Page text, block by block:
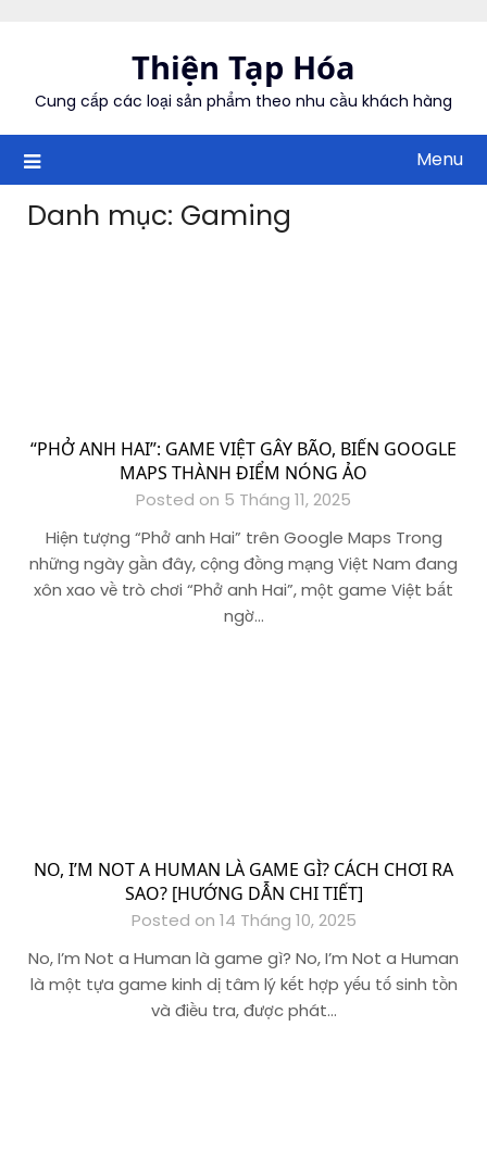
Thiện Tạp Hóa
Cung cấp các loại sản phẩm theo nhu cầu khách hàng
Menu
Danh mục: Gaming
“PHỞ ANH HAI”: GAME VIỆT GÂY BÃO, BIẾN GOOGLE
MAPS THÀNH ĐIỂM NÓNG ẢO
Posted on 5 Tháng 11, 2025
Hiện tượng “Phở anh Hai” trên Google Maps Trong
những ngày gần đây, cộng đồng mạng Việt Nam đang
xôn xao về trò chơi “Phở anh Hai”, một game Việt bất
ngờ…
NO, I’M NOT A HUMAN LÀ GAME GÌ? CÁCH CHƠI RA
SAO? [HƯỚNG DẪN CHI TIẾT]
Posted on 14 Tháng 10, 2025
No, I’m Not a Human là game gì? No, I’m Not a Human
là một tựa game kinh dị tâm lý kết hợp yếu tố sinh tồn
và điều tra, được phát…